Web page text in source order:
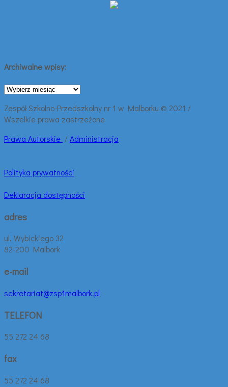
Archiwalne wpisy:
Archiwalne
Zespół Szkolno-Przedszkolny nr 1 w Malborku © 2021 /
Wszelkie prawa zastrzeżone
Prawa Autorskie /Administracja
Polityka prywatności
Deklaracja dostępności
adres
ul. Wybickiego 32
82-200 Malbork
e-mail
sekretariat@zsp1malbork.pl
TELEFON
55 272 24 68
fax
55 272 24 68